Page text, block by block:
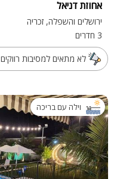
אחוזת דניאל
ירושלים והשפלה, זכריה
3 חדרים
לא מתאים למסיבות רווקים
וילה עם בריכה